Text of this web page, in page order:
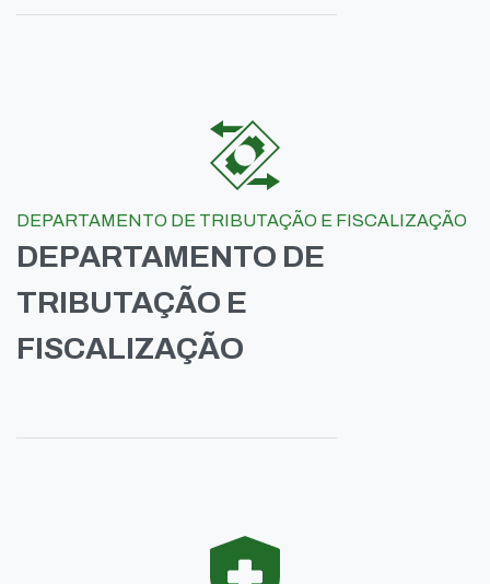
DEPARTAMENTO DE TRIBUTAÇÃO E FISCALIZAÇÃO
DEPARTAMENTO DE
TRIBUTAÇÃO E
FISCALIZAÇÃO